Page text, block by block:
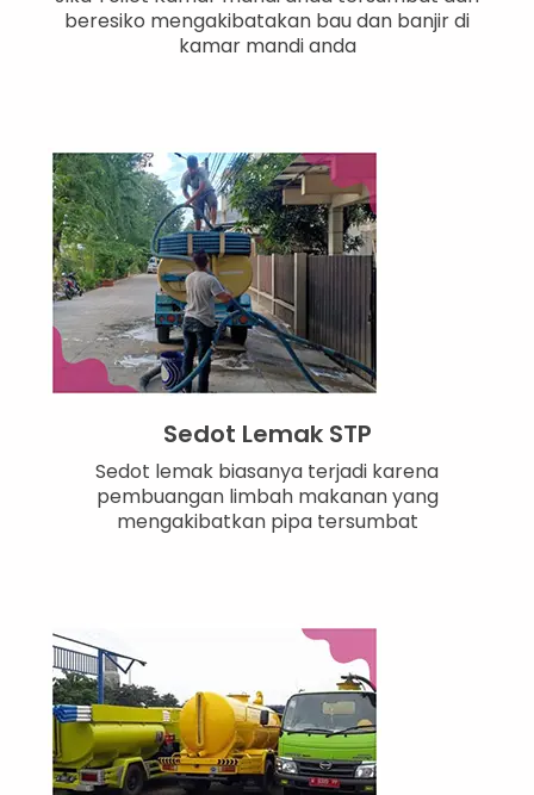
beresiko mengakibatakan bau dan banjir di
kamar mandi anda
Sedot Lemak STP
Sedot lemak biasanya terjadi karena
pembuangan limbah makanan yang
mengakibatkan pipa tersumbat